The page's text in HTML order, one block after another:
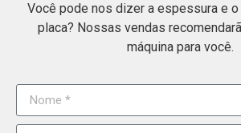
Você pode nos dizer a espessura e
placa? Nossas vendas
máquina para você.